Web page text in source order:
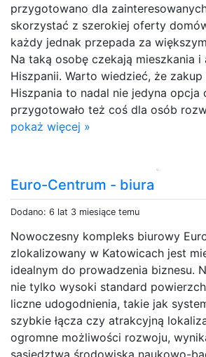
przygotowano dla
skorzystać z szerokiej oferty
każdy jednak przepada za
Na taką osobę czekają mieszkania
Hiszpanii. Warto wiedzieć, że
Hiszpania to nadal nie jedyna opcja
przygotowało też coś dla osób
pokaż więcej »
Euro-Centrum - biura
Dodano: 6 lat 3 miesiące temu
Nowoczesny kompleks biurowy
zlokalizowany w Katowicach jest
idealnym do prowadzenia biznesu.
nie tylko wysoki standard
liczne udogodnienia, takie jak
szybkie łącza czy atrakcyjną
ogromne możliwości rozwoju,
sąsiedztwa środowiska naukowo-